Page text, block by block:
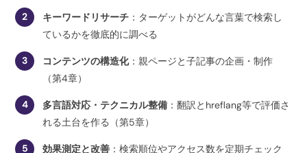
2 キーワードリサーチ ：ターゲットがどんな言葉で検索し
ているかを徹底的に調べる
3 コンテンツの構造化：親ページと子記事の企画・制作
（第4章）
4 多言語対応・テクニカル整備 ：翻訳とhreflang等で評価さ
れる土台を作る（第5章）
5 効果測定と改善 ：検索順位やアクセス数を定期チェック